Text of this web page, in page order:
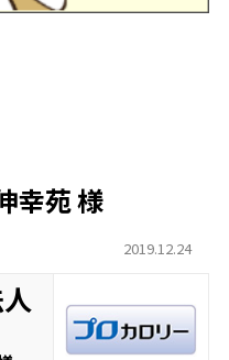
幸苑 様
2019.12.24